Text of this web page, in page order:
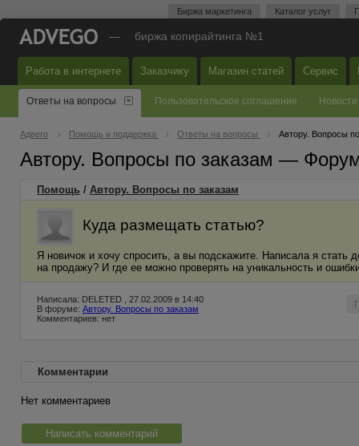
Биржа маркетинга Каталог услуг
— биржа копирайтинга №1
Работа в интернете Заказчику Магазин статей Сервис
Ответы на вопросы Пользовательское соглашение Новости
Адвего Помощь и поддержка Ответы на вопросы Автору. Вопросы
Автору. Вопросы по заказам —
Помощь / Автору. Вопросы по заказам
Куда размещать статью?
Я новичок и хочу спросить, а вы подскажите. Написала я
на продажу? И где ее можно проверять на уникальность и
Написала: DELETED , 27.02.2009 в 14:40
В форуме: Автору. Вопросы по заказам
Комментариев: нет
Комментарии
Нет комментариев
Написать комментарий